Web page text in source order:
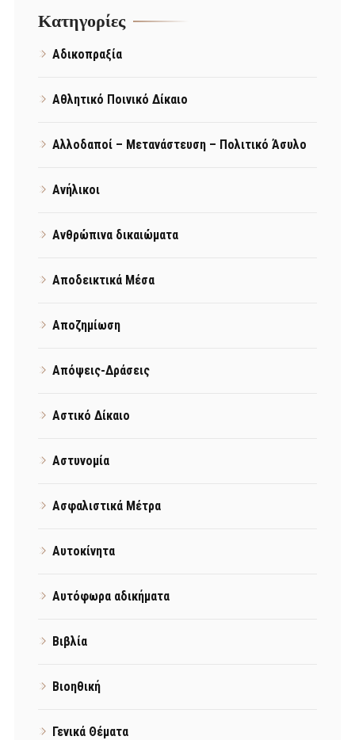
Kατηγορίες
Αδικοπραξία
Αθλητικό Ποινικό Δίκαιο
Αλλοδαποί – Μετανάστευση – Πολιτικό Άσυλο
Ανήλικοι
Ανθρώπινα δικαιώματα
Αποδεικτικά Μέσα
Αποζημίωση
Απόψεις-Δράσεις
Αστικό Δίκαιο
Αστυνομία
Ασφαλιστικά Μέτρα
Αυτοκίνητα
Αυτόφωρα αδικήματα
Βιβλία
Βιοηθική
Γενικά Θέματα